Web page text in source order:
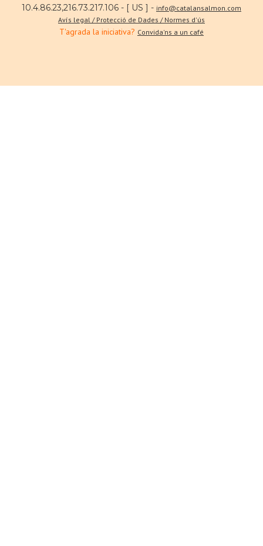
10.4.86.23,216.73.217.106 - [ US ] - info@catalansalmon.com
Avís legal / Protecció de Dades / Normes d'ús
T'agrada la iniciativa? Convida'ns a un café